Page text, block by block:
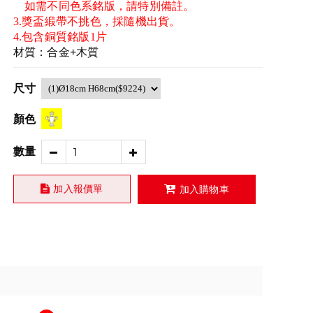
如需不同色系銘版，請特別備註。
3.獎盃緞帶不挑色，採隨機出貨。
4.包含銅質銘版1片
材質：合金+木質
尺寸
顏色
數量
加入報價單 加入購物車